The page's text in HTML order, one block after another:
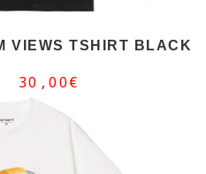
VIEWS TSHIRT BLACK
30,00€